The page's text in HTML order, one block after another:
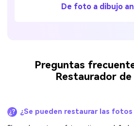
De foto a dibujo
Preguntas
Restaurador
¿? ¿Se pueden restaurar las fotos